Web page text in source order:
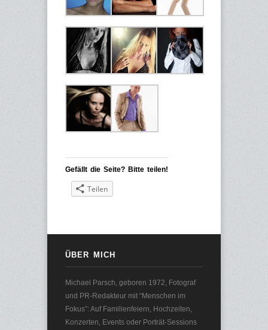
Gefällt die Seite? Bitte teilen!
Teilen
ÜBER MICH
Michael Parsch, geboren 1972, Fotograf
und PR-Redakteur mit “Menschen im
Fokus”: Auf Familienfeiern, Hochzeiten,
Konzerten, Events oder Porträt-Sessions